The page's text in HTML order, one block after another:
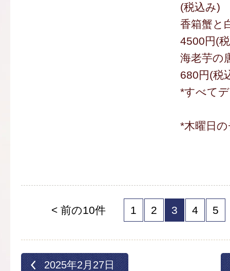
(税込み)
香箱蟹と
4500円(
海老芋の
680円(税
*すべて
*木曜日
< 前の10件 1 2 3 4 5
2025年2月27日